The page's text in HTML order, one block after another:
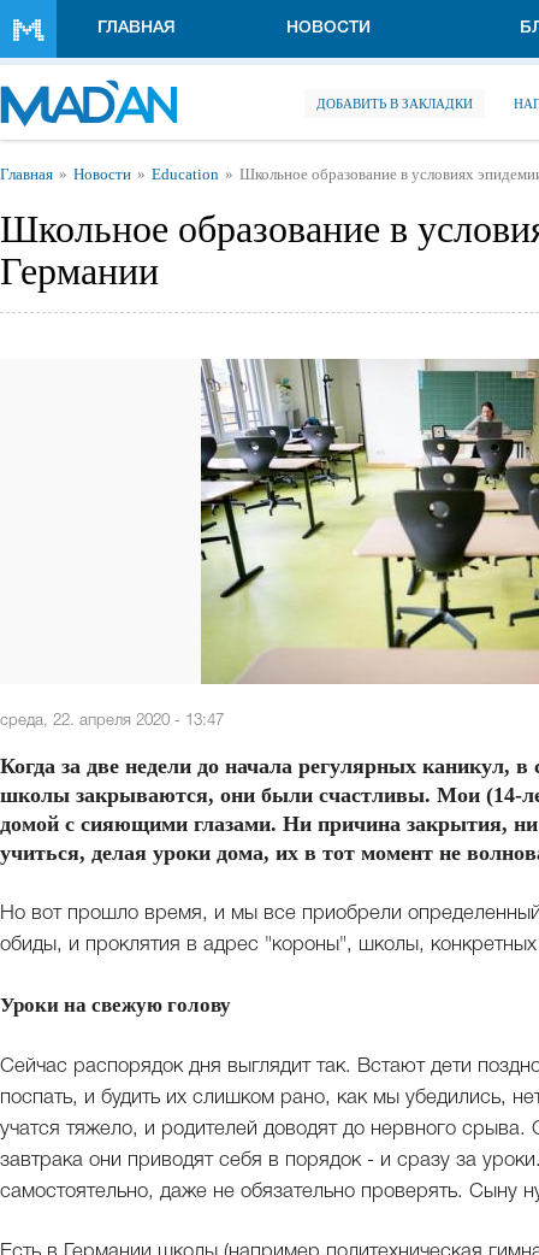
ГЛАВНАЯ НОВОСТИ
ДОБАВИТЬ В ЗАКЛАДКИ
Вы здесь
Главная Новости Education Школьное образование в условиях
Школьное образование в
Германии
среда, 22. апреля 2020 - 13:47
Когда за две недели до начала регулярных каникул, в
школы закрываются, они были счастливы. Мои (14-
домой с сияющими глазами. Ни причина закрытия, ни
учиться, делая уроки дома, их в тот момент не
Но вот прошло время, и мы все приобрели
обиды, и проклятия в адрес "короны", школы,
Уроки на свежую голову
Сейчас распорядок дня выглядит так. Встают дети
поспать, и будить их слишком рано, как мы убедились,
учатся тяжело, и родителей доводят до нервного
завтрака они приводят себя в порядок - и сразу за
самостоятельно, даже не обязательно проверять. Сыну